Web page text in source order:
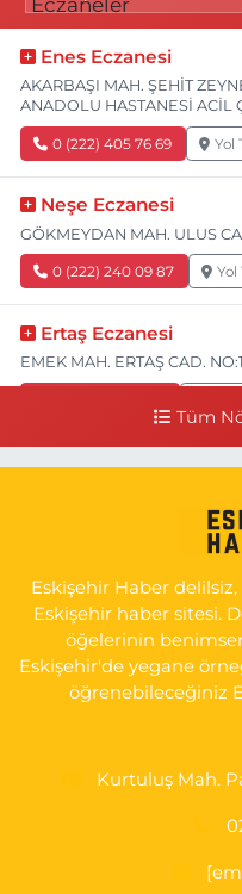
Enes Eczanesi
AKARBAŞI MAH. ŞEHİT
ANADOLU HASTANESİ ACİL
0 (222) 405 76 69 Yol
Neşe Eczanesi
GÖKMEYDAN MAH. ULUS
0 (222) 240 09 87 Yol
Ertaş Eczanesi
EMEK MAH. ERTAŞ CAD.
YAN SOKAĞI POLİKLİNİK
Yol
Tüm
Eskişehir Haber
Eskişehir haber sitesi.
öğelerinin
Eskişehir'de yegane
öğrenebileceğiniz
Kurtuluş Mah.